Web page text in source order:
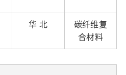
华 北
碳纤维复
合材料